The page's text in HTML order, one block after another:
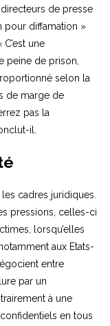
de presse
pour diffamation »
une
peine de prison,
selon la
de marge de
pas la
il.
cadres juridiques.
pressions, celles-ci
lorsqu’elles
aux Etats-
entre
par un
à une
en tous